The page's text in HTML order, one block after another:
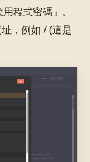
程式密碼」。
，例如 / (這是